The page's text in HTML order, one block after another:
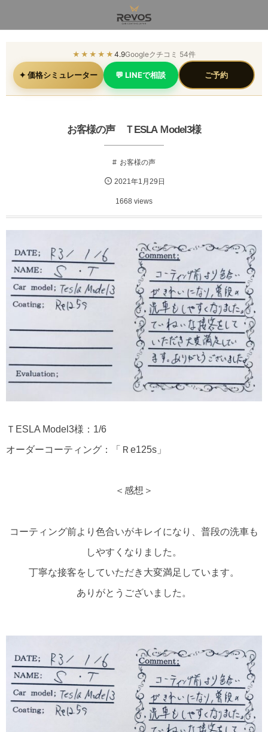
★★★★★ 4.9Googleクチコミ 54件
✦ 価格シミュレーター 💬 LINEで相談 ご予約
お客様の声 ＴESLA Ｍodel3様
お客様の声
2021年1月29日
1668 views
ＴESLA Model3様：1/6
オーダーコーティング：「Ｒe125s」
＜感想＞
コーティング前より色合いがキレイになり、普段の洗車も
しやすくなりました。
丁寧な接客をしていただき大変満足しています。
ありがとうございました。